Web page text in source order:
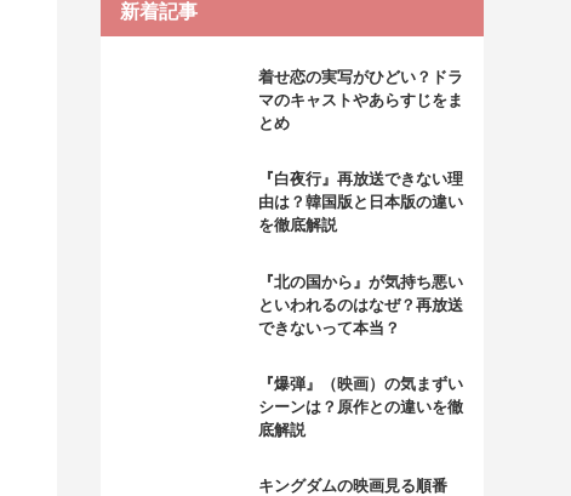
新着記事
着せ恋の実写がひどい？ドラ
マのキャストやあらすじをま
とめ
『白夜行』再放送できない理
由は？韓国版と日本版の違い
を徹底解説
『北の国から』が気持ち悪い
といわれるのはなぜ？再放送
できないって本当？
『爆弾』（映画）の気まずい
シーンは？原作との違いを徹
底解説
キングダムの映画見る順番